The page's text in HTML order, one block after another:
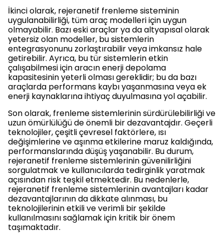
İkinci olarak, rejeranetif frenleme sisteminin
uygulanabilirliği, tüm araç modelleri için uygun
olmayabilir. Bazı eski araçlar ya da altyapısal olarak
yetersiz olan modeller, bu sistemlerin
entegrasyonunu zorlaştırabilir veya imkansız hale
getirebilir. Ayrıca, bu tür sistemlerin etkin
çalışabilmesi için aracın enerji depolama
kapasitesinin yeterli olması gereklidir; bu da bazı
araçlarda performans kaybı yaşanmasına veya ek
enerji kaynaklarına ihtiyaç duyulmasına yol açabilir.
Son olarak, frenleme sistemlerinin sürdürülebilirliği ve
uzun ömürlülüğü de önemli bir dezavantajdır. Geçerli
teknolojiler, çeşitli çevresel faktörlere, ısı
değişimlerine ve aşınma etkilerine maruz kaldığında,
performanslarında düşüş yaşanabilir. Bu durum,
rejeranetif frenleme sistemlerinin güvenilirliğini
sorgulatmak ve kullanıcılarda tedirginlik yaratmak
açısından risk teşkil etmektedir. Bu nedenlerle,
rejeranetif frenleme sistemlerinin avantajları kadar
dezavantajlarının da dikkate alınması, bu
teknolojilerinin etkili ve verimli bir şekilde
kullanılmasını sağlamak için kritik bir önem
taşımaktadır.